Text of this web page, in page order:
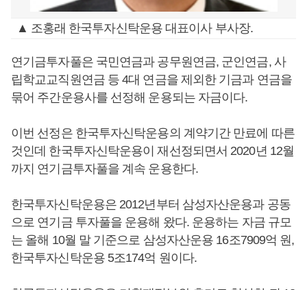
▲ 조홍래 한국투자신탁운용 대표이사 부사장.
연기금투자풀은 국민연금과 공무원연금, 군인연금, 사
립학교교직원연금 등 4대 연금을 제외한 기금과 연금을
묶어 주간운용사를 선정해 운용되는 자금이다.
이번 선정은 한국투자신탁운용의 계약기간 만료에 따른
것인데 한국투자신탁운용이 재선정되면서 2020년 12월
까지 연기금투자풀을 계속 운용한다.
한국투자신탁운용은 2012년부터 삼성자산운용과 공동
으로 연기금 투자풀을 운용해 왔다. 운용하는 자금 규모
는 올해 10월 말 기준으로 삼성자산운용 16조7909억 원,
한국투자신탁운용 5조174억 원이다.